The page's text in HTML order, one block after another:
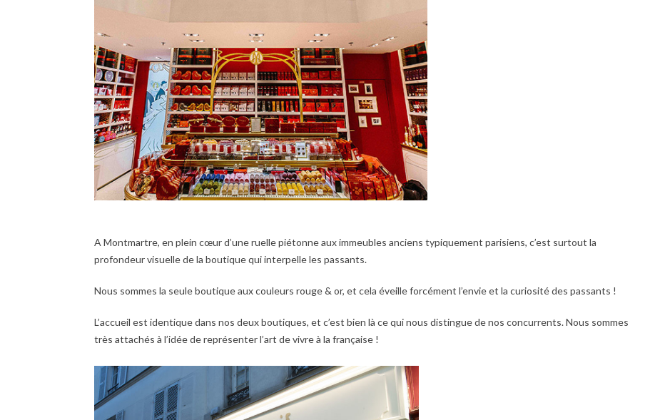
A Montmartre, en plein cœur d’une ruelle piétonne aux immeubles anciens typiquement parisiens, c’est surtout la
profondeur visuelle de la boutique qui interpelle les passants.
Nous sommes la seule boutique aux couleurs rouge & or, et cela éveille forcément l’envie et la curiosité des passants !
L’accueil est identique dans nos deux boutiques, et c’est bien là ce qui nous distingue de nos concurrents. Nous sommes
très attachés à l’idée de représenter l’art de vivre à la française !